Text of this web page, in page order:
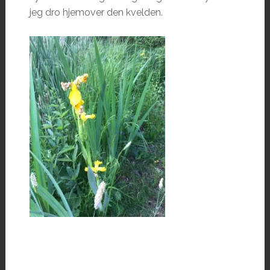
jeg dro hjemover den kvelden.